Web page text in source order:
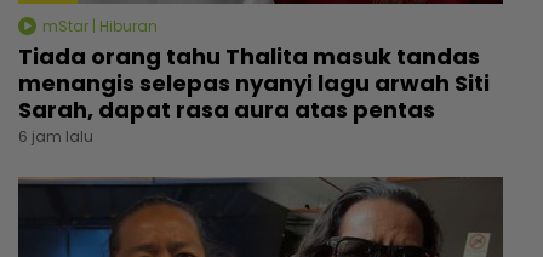
mStar | Hiburan
Tiada orang tahu Thalita masuk tandas
menangis selepas nyanyi lagu arwah Siti
Sarah, dapat rasa aura atas pentas
6 jam lalu